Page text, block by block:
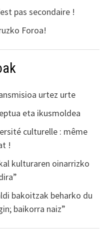
pas secondaire !
Foroa!
urtez urte
eta ikusmoldea
culturelle : même
!
kulturaren oinarrizko
bakoitzak beharko du
baikorra naiz”